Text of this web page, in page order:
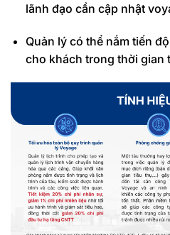
lãnh đạo cần cập nhật
Quản lý có thể nắm tiến
cho khách trong thời gian